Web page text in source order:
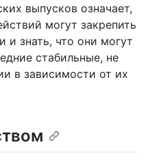
выпусков означает,
могут закрепить
и знать, что они могут
стабильные, не
в зависимости от их